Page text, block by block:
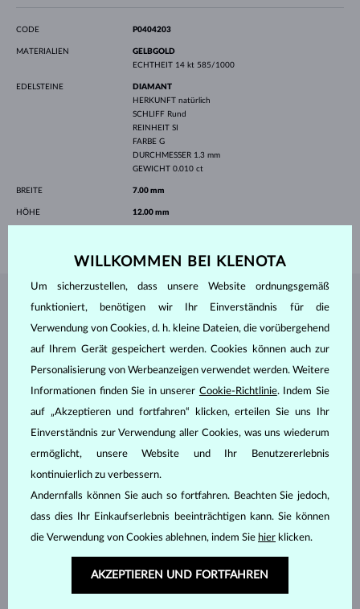
CODE P0404203
MATERIALIEN
GELBGOLD
ECHTHEIT 14 kt 585/1000
EDELSTEINE
DIAMANT
HERKUNFT natürlich
SCHLIFF Rund
REINHEIT SI
FARBE G
DURCHMESSER 1.3 mm
GEWICHT 0.010 ct
BREITE 7.00 mm
HÖHE 12.00 mm
SCHMUCK AUS DEMKLENOTA ATELIER
WILLKOMMEN BEI KLENOTA
Um sicherzustellen, dass unsere Website ordnungsgemäß
funktioniert, benötigen wir Ihr Einverständnis für die
Verwendung von Cookies, d. h. kleine Dateien, die vorübergehend
auf Ihrem Gerät gespeichert werden. Cookies können auch zur
Personalisierung von Werbeanzeigen verwendet werden. Weitere
Informationen finden Sie in unserer Cookie-Richtlinie. Indem Sie
auf „Akzeptieren und fortfahren“ klicken, erteilen Sie uns Ihr
Einverständnis zur Verwendung aller Cookies, was uns wiederum
ermöglicht, unsere Website und Ihr Benutzererlebnis
kontinuierlich zu verbessern.
Andernfalls können Sie auch so fortfahren. Beachten Sie jedoch,
dass dies Ihr Einkaufserlebnis beeinträchtigen kann. Sie können
die Verwendung von Cookies ablehnen, indem Sie hier klicken.
AKZEPTIEREN UND FORTFAHREN